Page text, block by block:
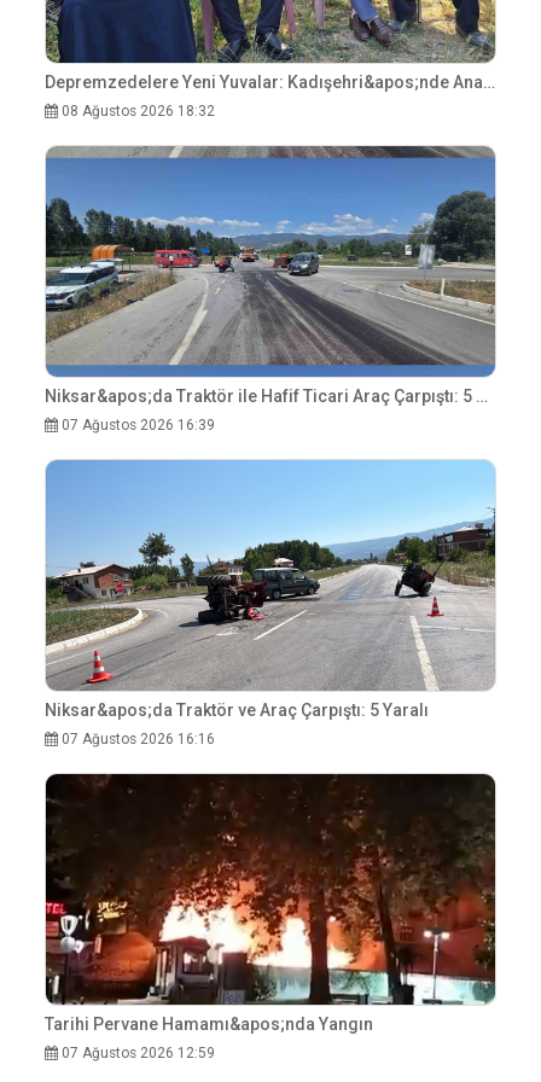
Depremzedelere Yeni Yuvalar: Kadışehri&apos;nde Anahtar Teslimi
08 Ağustos 2026 18:32
Niksar&apos;da Traktör ile Hafif Ticari Araç Çarpıştı: 5 Yaralı
07 Ağustos 2026 16:39
Niksar&apos;da Traktör ve Araç Çarpıştı: 5 Yaralı
07 Ağustos 2026 16:16
Tarihi Pervane Hamamı&apos;nda Yangın
07 Ağustos 2026 12:59